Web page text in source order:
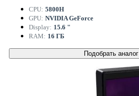
CPU: 5800H
GPU: NVIDIA GeForce
Display: 15.6 "
RAM: 16 ГБ
Подобрать аналог